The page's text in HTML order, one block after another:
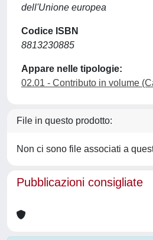
dell'Unione europea
Codice ISBN
8813230885
Appare nelle tipologie:
02.01 - Contributo in volume
File in questo prodotto:
Non ci sono file associati a
Pubblicazioni consigliate